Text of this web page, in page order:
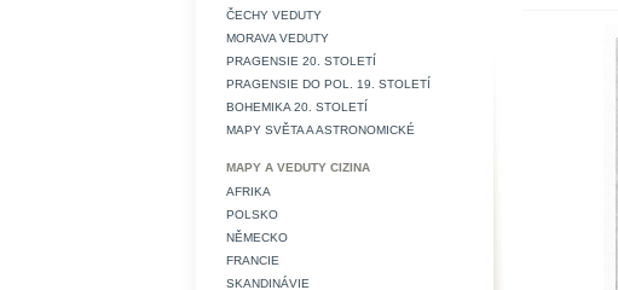
ČECHY VEDUTY
MORAVA VEDUTY
PRAGENSIE 20. STOLETÍ
PRAGENSIE DO POL. 19. STOLETÍ
BOHEMIKA 20. STOLETÍ
MAPY SVĚTA A ASTRONOMICKÉ
MAPY A VEDUTY CIZINA
AFRIKA
POLSKO
NĚMECKO
FRANCIE
SKANDINÁVIE